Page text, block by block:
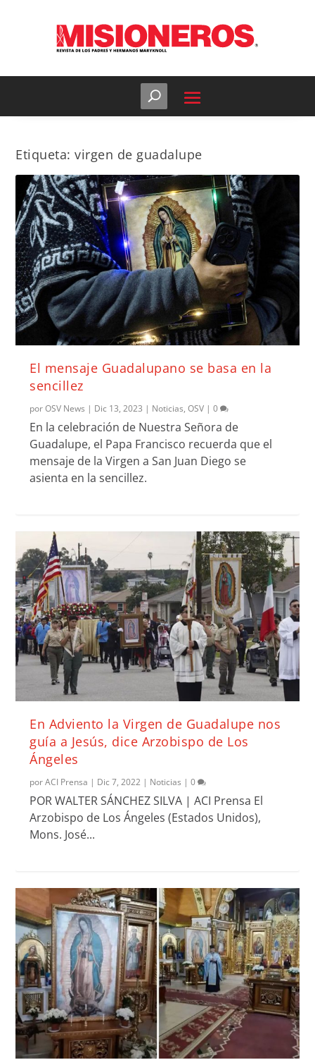
Etiqueta:virgen de guadalupe
El mensaje Guadalupano se basa en la
sencillez
porOSV News | Dic 13, 2023 | Noticias,OSV |0
En la celebración de Nuestra Señora de
Guadalupe, el Papa Francisco recuerda que el
mensaje de la Virgen a San Juan Diego se
asienta en la sencillez.
En Adviento la Virgen de Guadalupe nos
guía a Jesús, dice Arzobispo de Los
Ángeles
porACI Prensa | Dic 7, 2022 | Noticias |0
POR WALTER SÁNCHEZ SILVA | ACI Prensa El
Arzobispo de Los Ángeles (Estados Unidos),
Mons. José...